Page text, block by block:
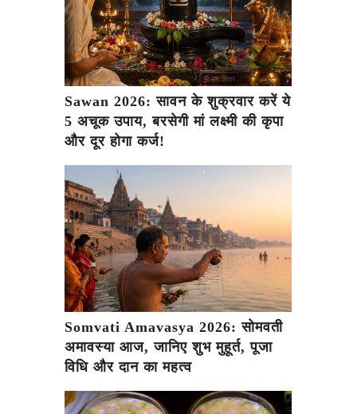
Sawan 2026: सावन के शुक्रवार करें ये
5 अचूक उपाय, बरसेगी मां लक्ष्मी की कृपा
और दूर होगा कर्ज!
Somvati Amavasya 2026: सोमवती
अमावस्या आज, जानिए शुभ मुहूर्त, पूजा
विधि और दान का महत्व